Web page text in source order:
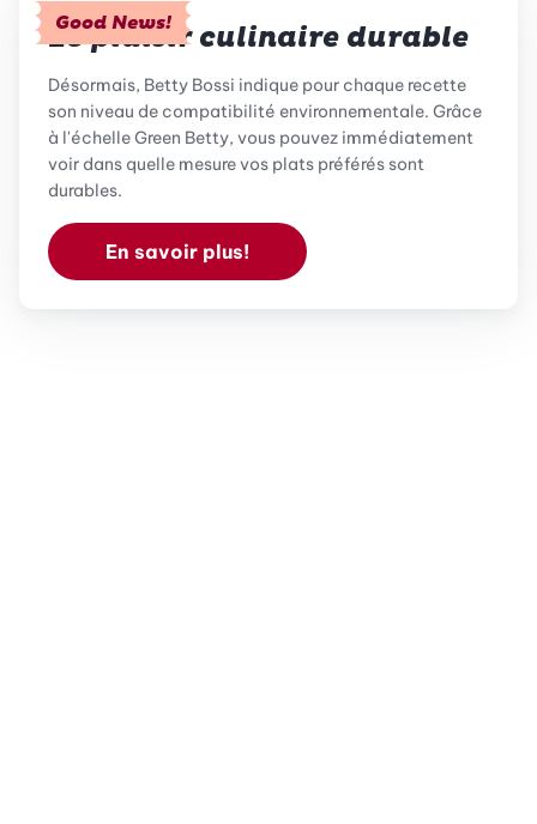
Good News!
Le plaisir culinaire durable
Désormais, Betty Bossi indique pour chaque recette
son niveau de compatibilité environnementale. Grâce
à l'échelle Green Betty, vous pouvez immédiatement
voir dans quelle mesure vos plats préférés sont
durables.
En savoir plus!